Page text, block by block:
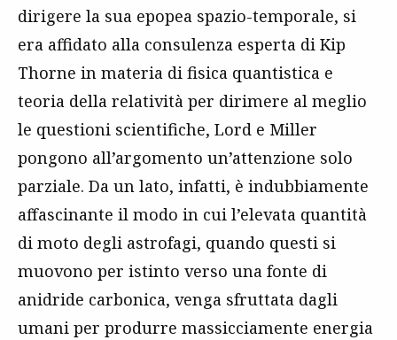
dirigere la sua epopea spazio-temporale, si
era affidato alla consulenza esperta di Kip
Thorne in materia di fisica quantistica e
teoria della relatività per dirimere al meglio
le questioni scientifiche, Lord e Miller
pongono all’argomento un’attenzione solo
parziale. Da un lato, infatti, è indubbiamente
affascinante il modo in cui l’elevata quantità
di moto degli astrofagi, quando questi si
muovono per istinto verso una fonte di
anidride carbonica, venga sfruttata dagli
umani per produrre massicciamente energia